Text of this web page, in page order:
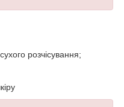
розчісування;